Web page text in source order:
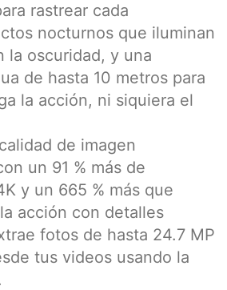
rastrear cada
nocturnos que iluminan
la oscuridad, y una
de hasta 10 metros para
la acción, ni siquiera el
de imagen
un 91 % más de
y un 665 % más que
acción con detalles
fotos de hasta 24.7 MP
tus videos usando la